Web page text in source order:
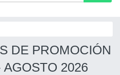
DE PROMOCIÓN
2026